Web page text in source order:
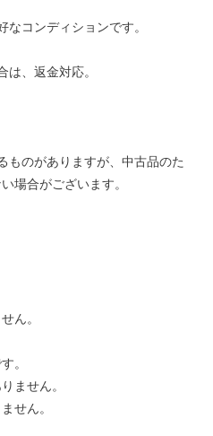
コンディションです。
、返金対応。
ものがありますが、中古品のた
場合がございます。
ん。
。
ません。
せん。